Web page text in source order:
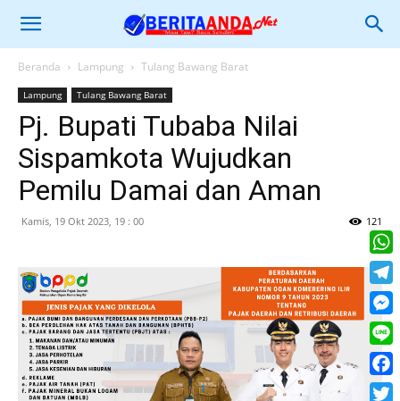
Beranda Lampung Tulang Bawang Barat
Lampung Tulang Bawang Barat
Pj. Bupati Tubaba Nilai
Sispamkota Wujudkan
Pemilu Damai dan Aman
Kamis, 19 Okt 2023, 19 : 00 121
Line